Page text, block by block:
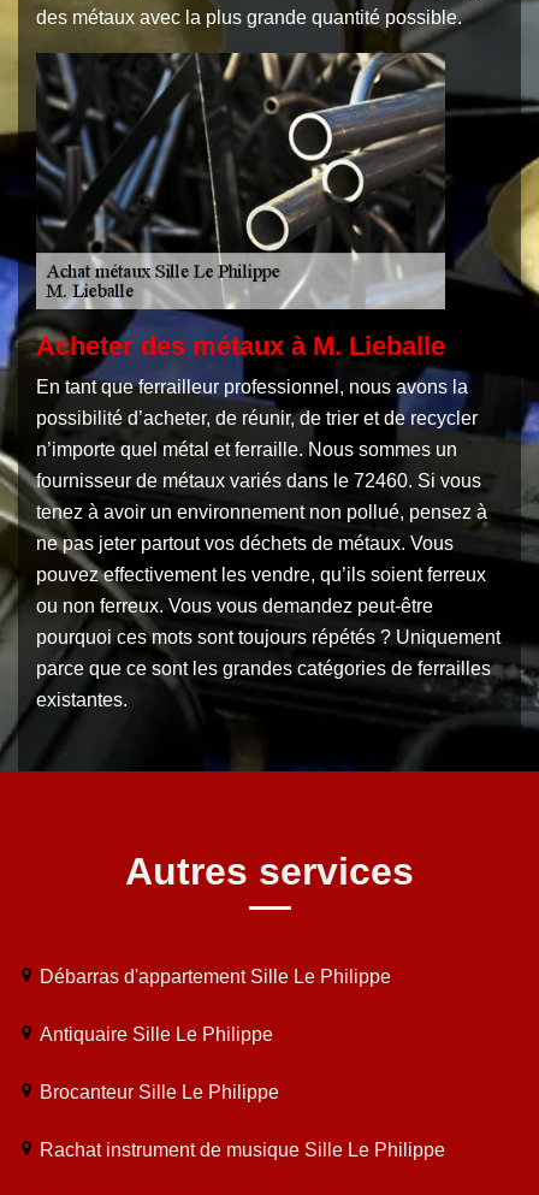
des métaux avec la plus grande quantité possible.
Acheter des métaux à M. Lieballe
En tant que ferrailleur professionnel, nous avons la
possibilité d’acheter, de réunir, de trier et de recycler
n’importe quel métal et ferraille. Nous sommes un
fournisseur de métaux variés dans le 72460. Si vous
tenez à avoir un environnement non pollué, pensez à
ne pas jeter partout vos déchets de métaux. Vous
pouvez effectivement les vendre, qu’ils soient ferreux
ou non ferreux. Vous vous demandez peut-être
pourquoi ces mots sont toujours répétés ? Uniquement
parce que ce sont les grandes catégories de ferrailles
existantes.
Autres services
Débarras d'appartement Sille Le Philippe
Antiquaire Sille Le Philippe
Brocanteur Sille Le Philippe
Rachat instrument de musique Sille Le Philippe